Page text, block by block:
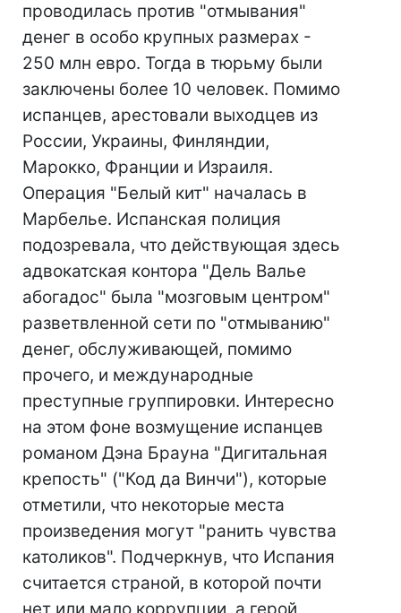
проводилась против "отмывания"
денег в особо крупных размерах -
250 млн евро. Тогда в тюрьму были
заключены более 10 человек. Помимо
испанцев, арестовали выходцев из
России, Украины, Финляндии,
Марокко, Франции и Израиля.
Операция "Белый кит" началась в
Марбелье. Испанская полиция
подозревала, что действующая здесь
адвокатская контора "Дель Валье
абогадос" была "мозговым центром"
разветвленной сети по "отмыванию"
денег, обслуживающей, помимо
прочего, и международные
преступные группировки. Интересно
на этом фоне возмущение испанцев
романом Дэна Брауна "Дигитальная
крепость" ("Код да Винчи"), которые
отметили, что некоторые места
произведения могут "ранить чувства
католиков". Подчеркнув, что Испания
считается страной, в которой почти